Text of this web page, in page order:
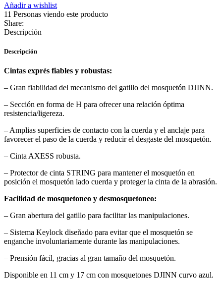
Añadir a wishlist
11 Personas viendo este producto
Share:
Descripción
Descripción
Cintas exprés fiables y robustas:
– Gran fiabilidad del mecanismo del gatillo del mosquetón DJINN.
– Sección en forma de H para ofrecer una relación óptima
resistencia/ligereza.
– Amplias superficies de contacto con la cuerda y el anclaje para
favorecer el paso de la cuerda y reducir el desgaste del mosquetón.
– Cinta AXESS robusta.
– Protector de cinta STRING para mantener el mosquetón en
posición el mosquetón lado cuerda y proteger la cinta de la abrasión.
Facilidad de mosquetoneo y desmosquetoneo:
– Gran abertura del gatillo para facilitar las manipulaciones.
– Sistema Keylock diseñado para evitar que el mosquetón se
enganche involuntariamente durante las manipulaciones.
– Prensión fácil, gracias al gran tamaño del mosquetón.
Disponible en 11 cm y 17 cm con mosquetones DJINN curvo azul.